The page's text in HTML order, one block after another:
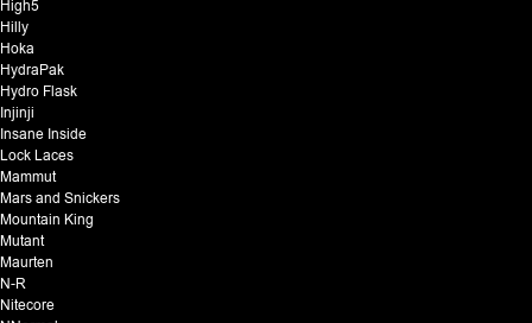
High5
Hilly
Hoka
HydraPak
Hydro Flask
Injinji
Insane Inside
Lock Laces
Mammut
Mars and Snickers
Mountain King
Mutant
Maurten
N-R
Nitecore